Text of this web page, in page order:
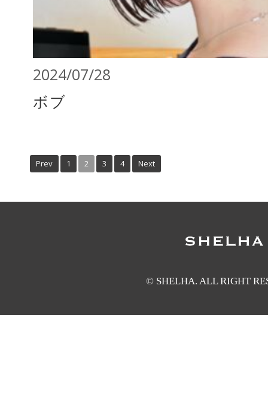
2024/07/28
ボブ
Prev 1 2 3 4 Next
© SHELHA. ALL RIGHT